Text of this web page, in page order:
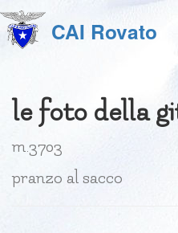
CAI Rovato
le foto della
m.3703
pranzo al sacco